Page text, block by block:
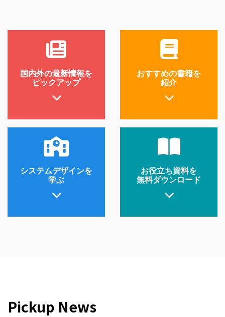
国内外の最新情報を
ピックアップ
おすすめの書籍を
紹介
システムデザインを
学ぶ
お役立ち資料を
無料ダウンロード
Pickup News